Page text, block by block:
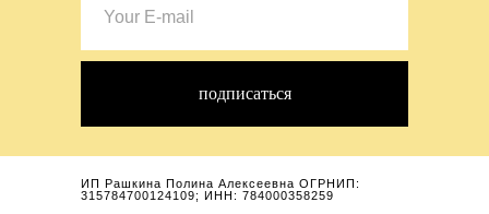
подписаться
ИП Рашкина Полина Алексеевна ОГРНИП:
315784700124109; ИНН: 784000358259